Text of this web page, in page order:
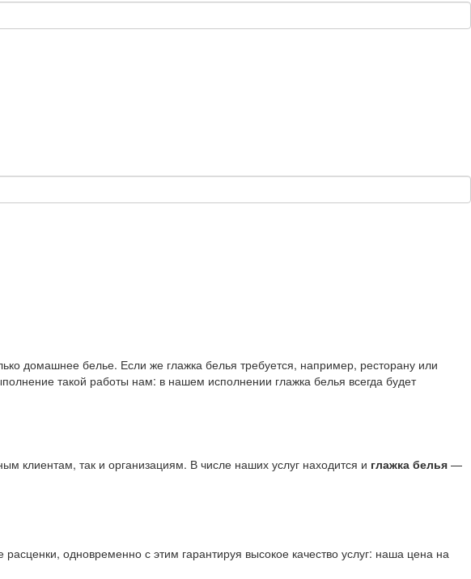
домашнее белье. Если же глажка белья требуется, например, ресторану или
такой работы нам: в нашем исполнении глажка белья всегда будет
клиентам, так и организациям. В числе наших услуг находится и глажка белья —
одновременно с этим гарантируя высокое качество услуг: наша цена на